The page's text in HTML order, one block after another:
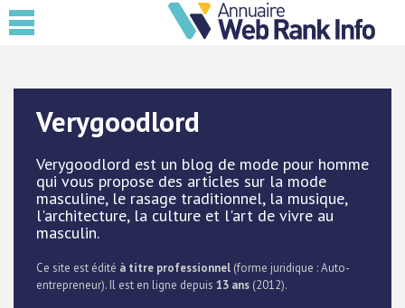
Verygoodlord
Verygoodlord est un blog de mode pour homme
qui vous propose des articles sur la mode
masculine, le rasage traditionnel, la musique,
l'architecture, la culture et l'art de vivre au
masculin.
Ce site est édité à titre professionnel (forme juridique : Auto-
entrepreneur). Il est en ligne depuis 13 ans (2012).